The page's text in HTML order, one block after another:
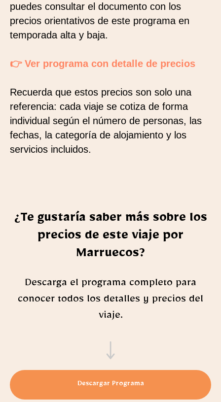
puedes consultar el documento con los
precios orientativos de este programa en
temporada alta y baja.
👉 Ver programa con detalle de precios
Recuerda que estos precios son solo una
referencia: cada viaje se cotiza de forma
individual según el número de personas, las
fechas, la categoría de alojamiento y los
servicios incluidos.
¿Te gustaría saber más sobre los
precios de este viaje por
Marruecos?
Descarga el programa completo para
conocer todos los detalles y precios del
viaje.
Descargar Programa